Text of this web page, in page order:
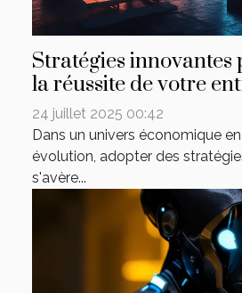
Stratégies innovantes
la réussite de votre
24 juillet 2025 00:42
Dans un univers économique
évolution, adopter des
s'avère...